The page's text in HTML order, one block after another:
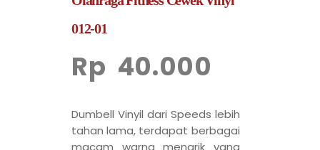
012-01
Rp 40.000
Dumbell Vinyil dari Speeds lebih
tahan lama, terdapat berbagai
macam warna menarik yang